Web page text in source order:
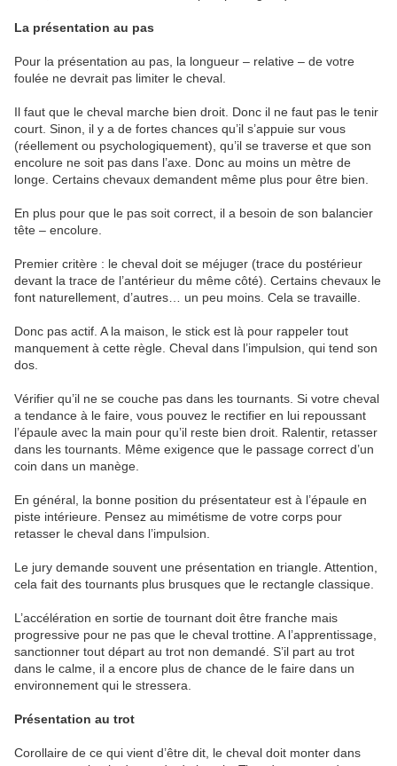
La présentation au pas
Pour la présentation au pas, la longueur – relative – de votre
foulée ne devrait pas limiter le cheval.
Il faut que le cheval marche bien droit. Donc il ne faut pas le tenir
court. Sinon, il y a de fortes chances qu’il s’appuie sur vous
(réellement ou psychologiquement), qu’il se traverse et que son
encolure ne soit pas dans l’axe. Donc au moins un mètre de
longe. Certains chevaux demandent même plus pour être bien.
En plus pour que le pas soit correct, il a besoin de son balancier
tête – encolure.
Premier critère : le cheval doit se méjuger (trace du postérieur
devant la trace de l’antérieur du même côté). Certains chevaux le
font naturellement, d’autres… un peu moins. Cela se travaille.
Donc pas actif. A la maison, le stick est là pour rappeler tout
manquement à cette règle. Cheval dans l’impulsion, qui tend son
dos.
Vérifier qu’il ne se couche pas dans les tournants. Si votre cheval
a tendance à le faire, vous pouvez le rectifier en lui repoussant
l’épaule avec la main pour qu’il reste bien droit. Ralentir, retasser
dans les tournants. Même exigence que le passage correct d’un
coin dans un manège.
En général, la bonne position du présentateur est à l’épaule en
piste intérieure. Pensez au mimétisme de votre corps pour
retasser le cheval dans l’impulsion.
Le jury demande souvent une présentation en triangle. Attention,
cela fait des tournants plus brusques que le rectangle classique.
L’accélération en sortie de tournant doit être franche mais
progressive pour ne pas que le cheval trottine. A l’apprentissage,
sanctionner tout départ au trot non demandé. S’il part au trot
dans le calme, il a encore plus de chance de le faire dans un
environnement qui le stressera.
Présentation au trot
Corollaire de ce qui vient d’être dit, le cheval doit monter dans